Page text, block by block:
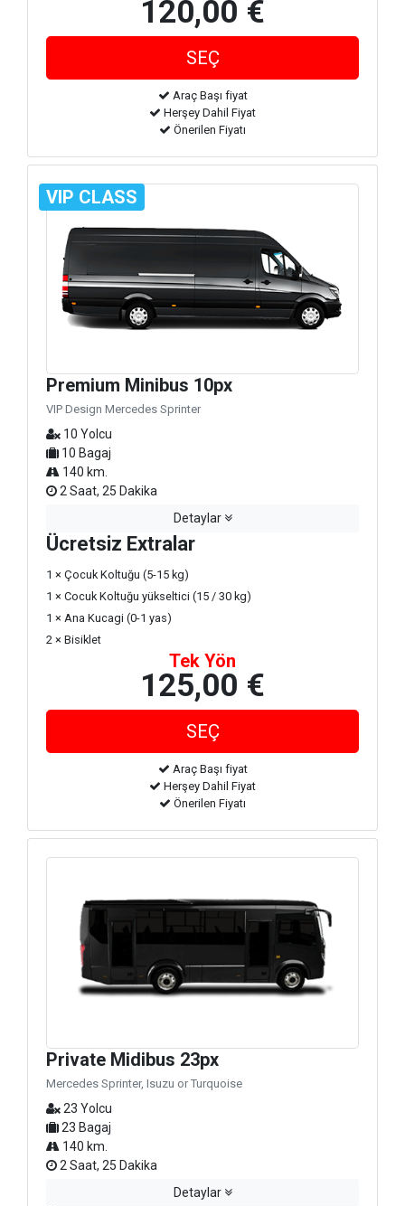
120,00 €
Araç Başı fiyat
Herşey Dahil Fiyat
Önerilen Fiyatı
VIP CLASS
Premium Minibus 10px
VIP Design Mercedes Sprinter
10 Yolcu
10 Bagaj
140 km.
2 Saat, 25 Dakika
Detaylar
Ücretsiz Extralar
1 × Çocuk Koltuğu (5-15 kg)
1 × Cocuk Koltuğu yükseltici (15 / 30 kg)
1 × Ana Kucagi (0-1 yas)
2 × Bisiklet
Tek Yön
125,00 €
Araç Başı fiyat
Herşey Dahil Fiyat
Önerilen Fiyatı
Private Midibus 23px
Mercedes Sprinter, Isuzu or Turquoise
23 Yolcu
23 Bagaj
140 km.
2 Saat, 25 Dakika
Detaylar